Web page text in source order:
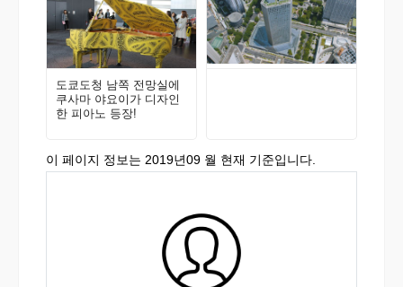
도쿄도청 남쪽 전망실에
쿠사마 야요이가 디자인
한 피아노 등장!
이 페이지 정보는 2019년09 월 현재 기준입니다.